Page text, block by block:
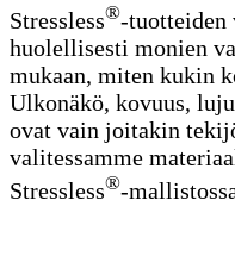
Stressless®-tuotteiden
huolellisesti monien
mukaan, miten kukin
Ulkonäkö, kovuus,
ovat vain joitakin
valitessamme
Stressless®-